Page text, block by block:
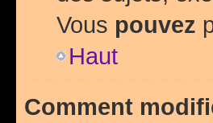
Vous pouvez
Haut
Comment